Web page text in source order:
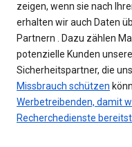
zeigen, wenn sie nach
erhalten wir auch Daten
Partnern . Dazu zählen
potenzielle Kunden
Sicherheitspartner, die
Missbrauch schützen
Werbetreibenden, damit
Recherchedienste